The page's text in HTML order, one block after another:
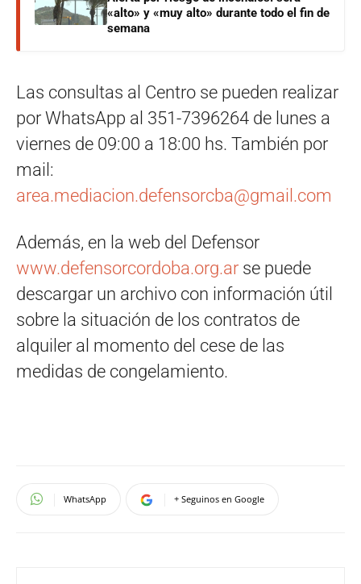
«alto» y «muy alto» durante todo el fin de
semana
Las consultas al Centro se pueden realizar
por WhatsApp al 351-7396264 de lunes a
viernes de 09:00 a 18:00 hs. También por
mail:
area.mediacion.defensorcba@gmail.com
Además, en la web del Defensor
www.defensorcordoba.org.ar se puede
descargar un archivo con información útil
sobre la situación de los contratos de
alquiler al momento del cese de las
medidas de congelamiento.
WhatsApp + Seguinos en Google